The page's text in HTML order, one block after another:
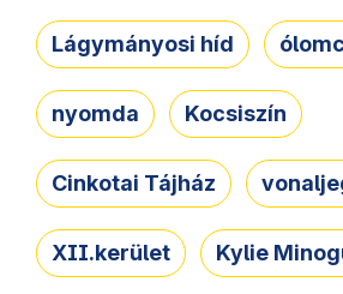
Lágymányosi híd
nyomda Kocsiszín
Cinkotai Tájház
XII.kerület Kylie